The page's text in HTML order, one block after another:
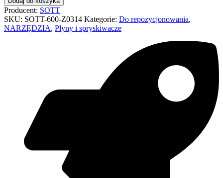
Producent: SOTT
SKU: SOTT-600-Z0314 Kategorie: Do repozycjonowania,
NARZĘDZIA, Płyny i spryskiwacze